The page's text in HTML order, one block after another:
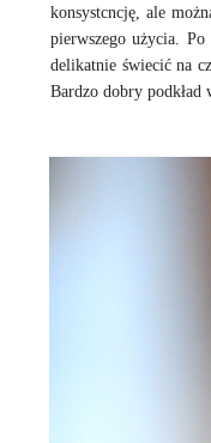
konsystcncję, ale
pierwszego użycia.
delikatnie świecić na
Bardzo dobry